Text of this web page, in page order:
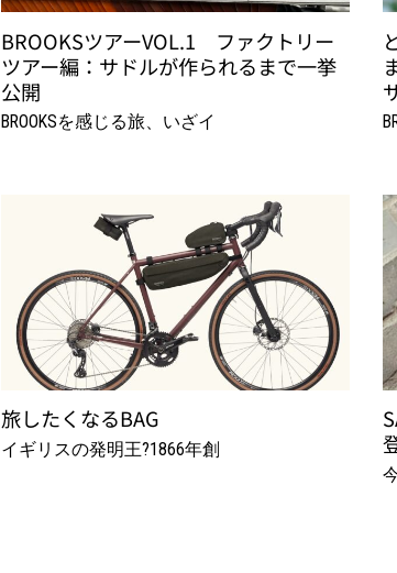
BROOKSツアーVOL.1 ファクトリー
ツアー編：サドルが作られるまで一挙
公開
BROOKSを感じる旅、いざイ
旅したくなるBAG
イギリスの発明王?1866年創